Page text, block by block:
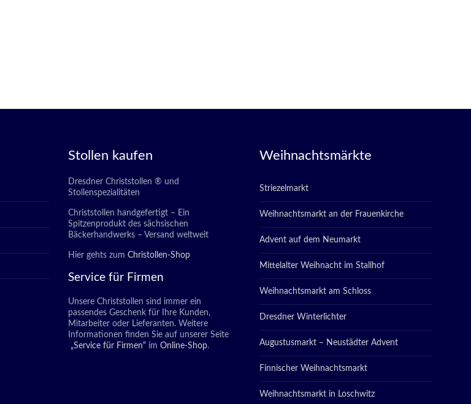
Stollen kaufen
Dresdner Christstollen ® und
Stollenspezialitäten
Christstollen handgefertigt – Ein
Spitzenprodukt des sächsischen
Bäckerhandwerks – Versand weltweit
Hier gehts zum Christollen-Shop
Service für Firmen
Unsere Christstollen sind immer ein
passendes Geschenk für Ihre Kunden,
Mitarbeiter oder Lieferanten. Weitere
Informationen finden Sie auf unserer Seite
„Service für Firmen“ im Online-Shop.
Weihnachtsmärkte
Striezelmarkt
Weihnachtsmarkt an der Frauenkirche
Advent auf dem Neumarkt
Mittelalter Weihnacht im Stallhof
Weihnachtsmarkt am Schloss
Dresdner Winterlichter
Augustusmarkt – Neustädter Advent
Finnischer Weihnachtsmarkt
Weihnachtsmarkt in Loschwitz